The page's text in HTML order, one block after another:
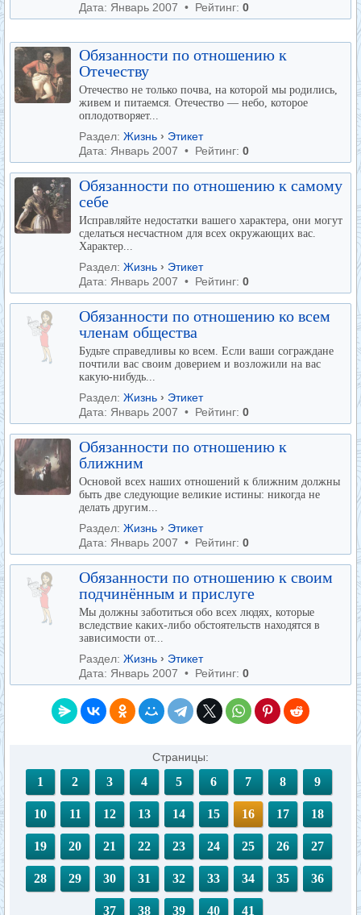
Дата: Январь 2007 • Рейтинг: 0
Обязанности по отношению к
Отечеству
Отечество не только почва, на которой мы родились,
живем и питаемся. Отечество — небо, которое
оплодотворяет...
Раздел: Жизнь › Этикет
Дата: Январь 2007 • Рейтинг: 0
Обязанности по отношению к самому
себе
Исправляйте недостатки вашего характера, они могут
сделаться несчастном для всех окружающих вас.
Характер...
Раздел: Жизнь › Этикет
Дата: Январь 2007 • Рейтинг: 0
Обязанности по отношению ко всем
членам общества
Будьте справедливы ко всем. Если ваши сограждане
почтили вас своим доверием и возложили на вас
какую-нибудь...
Раздел: Жизнь › Этикет
Дата: Январь 2007 • Рейтинг: 0
Обязанности по отношению к
ближним
Основой всех наших отношений к ближним должны
быть две следующие великие истины: никогда не
делать другим...
Раздел: Жизнь › Этикет
Дата: Январь 2007 • Рейтинг: 0
Обязанности по отношению к своим
подчинённым и прислуге
Мы должны заботиться обо всех людях, которые
вследствие каких-либо обстоятельств находятся в
зависимости от...
Раздел: Жизнь › Этикет
Дата: Январь 2007 • Рейтинг: 0
Страницы:
1 2 3 4 5 6 7 8 9
10 11 12 13 14 15 16 17 18
19 20 21 22 23 24 25 26 27
28 29 30 31 32 33 34 35 36
37 38 39 40 41